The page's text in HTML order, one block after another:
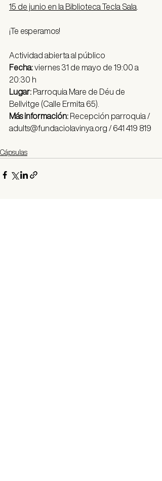
15 de junio en la Biblioteca Tecla Sala
¡Te esperamos!
Actividad abierta al público
Fecha: viernes 31 de mayo de 19:00 a
20:30 h
Lugar: Parroquia Mare de Déu de
Bellvitge (Calle Ermita 65).
Más información: Recepción parroquia /
adults@fundaciolavinya.org / 641 419 819
Cápsulas